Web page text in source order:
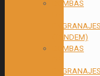
BOMBAS
ENGRANAJES
(TANDEM)
BOMBAS
ENGRANAJES